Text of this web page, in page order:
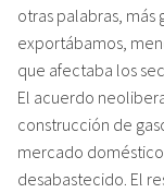
otras palabras, más
exportábamos,
que afectaba los
El acuerdo
construcción de
mercado
desabastecido. El